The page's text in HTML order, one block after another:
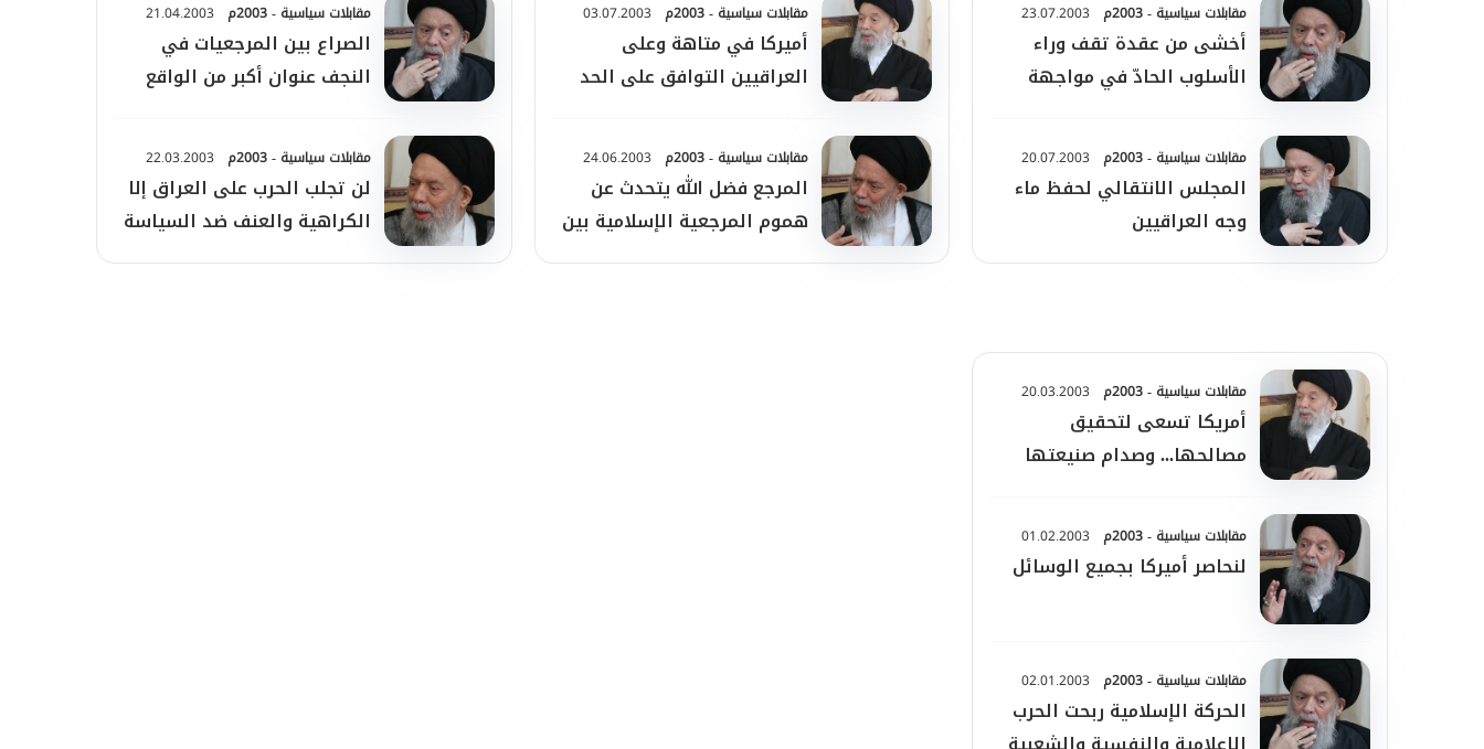
مقابلات سياسية - 2003م 23.07.2003
أخشى من عقدة تقف وراء
الأسلوب الحادّ في مواجهة
مقابلات سياسية - 2003م 20.07.2003
المجلس الانتقالي لحفظ ماء
وجه العراقيين
مقابلات سياسية - 2003م 03.07.2003
أميركا في متاهة وعلى
العراقيين التوافق على الحد
مقابلات سياسية - 2003م 24.06.2003
المرجع فضل الله يتحدث عن
هموم المرجعية الإسلامية بين
احتلال العراق ومقاومة الغزاة
مقابلات سياسية - 2003م 21.04.2003
الصراع بين المرجعيات في
النجف عنوان أكبر من الواقع
مقابلات سياسية - 2003م 22.03.2003
لن تجلب الحرب على العراق إلا
الكراهية والعنف ضد السياسة
الأمريكية
مقابلات سياسية - 2003م 20.03.2003
أمريكا تسعى لتحقيق
مصالحها... وصدام صنيعتها
مقابلات سياسية - 2003م 01.02.2003
لنحاصر أميركا بجميع الوسائل
مقابلات سياسية - 2003م 02.01.2003
الحركة الإسلامية ربحت الحرب